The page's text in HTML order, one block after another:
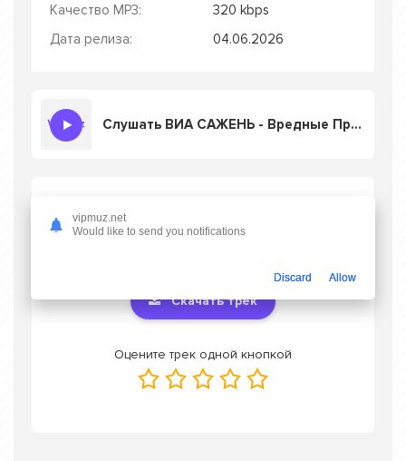
Качество MP3:
320 kbps
Дата релиза:
04.06.2026
Слушать ВИА САЖЕНЬ - Вредные Привычки
Привычки
бесплатно
Скачать трек
Оцените трек одной кнопкой
vipmuz.net
Would like to send you notifications
Discard Allow